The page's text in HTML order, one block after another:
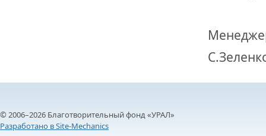
© 2006–2026 Благотворительный фонд «УРАЛ»
Разработано в Site-Mechanics